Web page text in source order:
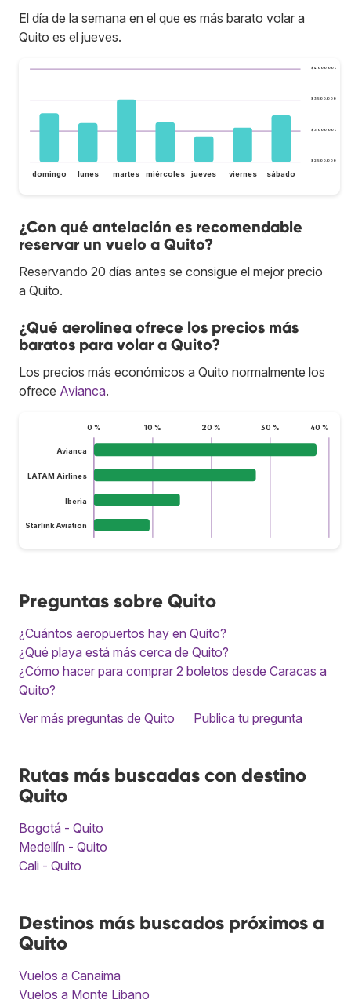
El día de la semana en el que es más barato volar a
Quito es el jueves.
$ 2.500.000
$ 3.000.000
$ 3.500.000
$ 4.000.000
domingo lunes martes miércoles jueves viernes sábado
¿Con qué antelación es recomendable
reservar un vuelo a Quito?
Reservando 20 días antes se consigue el mejor precio
a Quito.
¿Qué aerolínea ofrece los precios más
baratos para volar a Quito?
Los precios más económicos a Quito normalmente los
ofrece Avianca.
0 % 10 % 20 % 30 % 40 %
Avianca
LATAM Airlines
Iberia
Starlink Aviation
Preguntas sobre Quito
¿Cuántos aeropuertos hay en Quito?
¿Qué playa está más cerca de Quito?
¿Cómo hacer para comprar 2 boletos desde Caracas a
Quito?
Ver más preguntas de Quito
Publica tu pregunta
Rutas más buscadas con destino
Quito
Bogotá - Quito
Medellín - Quito
Cali - Quito
Destinos más buscados próximos a
Quito
Vuelos a Canaima
Vuelos a Monte Libano